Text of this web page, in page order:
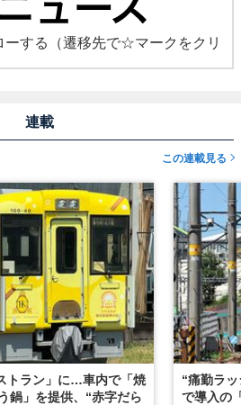
ーする
（遷移先で☆マークをクリ
連載
この連載見る
トラン」に…車内で「焼
鍋」を提供、“赤字だら
“痛勤ラ
で導入の